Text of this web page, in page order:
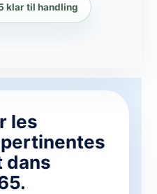
klar til handling
les
dans